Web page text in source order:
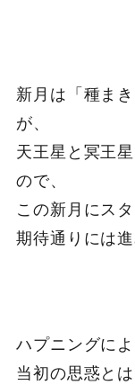
新月は「種ま
が、
天王星と冥王
ので、
この新月にス
期待通りには
ハプニングに
当初の思惑と